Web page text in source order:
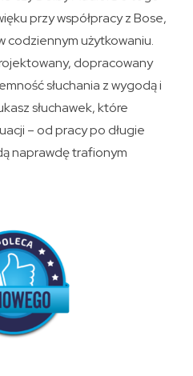
przy współpracy z Bose,
codziennym użytkowaniu.
dopracowany
słuchania z wygodą i
słuchawek, które
– od pracy po długie
naprawdę trafionym